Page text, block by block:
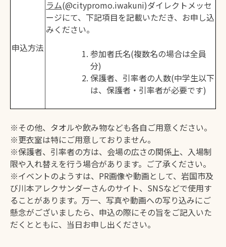
申込方法
ラム(@citypromo.iwakuni)ダイレクトメッセ
ージにて、下記項目を記載いただき、お申し込
みください。
参加者氏名(複数名の場合は全員
分)
保護者、引率者の人数(中学生以下
は、保護者・引率者が必要です)
※その他、タオルや飲み物なども各自ご用意ください。
※更衣室は特にご用意しておりません。
※保護者、引率者の方は、会場の広さの関係上、入場制
限や入れ替えを行う場合があります。ご了承ください。
※イベントのようすは、PR画像や動画として、岩国市及
び川本アレクサンダーさんのサイト、SNSなどで使用す
ることがあります。万一、写真や動画への写り込みにご
懸念がございましたら、申込の際にその旨をご記入いた
だくとともに、当日お申し出ください。